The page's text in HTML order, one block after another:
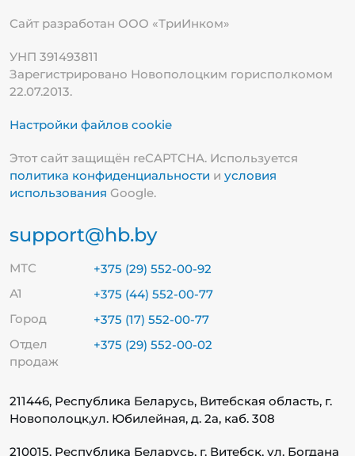
Сайт разработан ООО «ТриИнком»
УНП 391493811
Зарегистрировано Новополоцким горисполкомом
22.07.2013.
Настройки файлов cookie
Этот сайт защищён reCAPTCHA. Используется
политика конфиденциальности и условия
использования Google.
support@hb.by
МТС
+375 (29) 552-00-92
А1
+375 (44) 552-00-77
Город
+375 (17) 552-00-77
Отдел
продаж
+375 (29) 552-00-02
211446, Республика Беларусь, Витебская область, г.
Новополоцк,ул. Юбилейная, д. 2а, каб. 308
210015, Республика Беларусь, г. Витебск, ул. Богдана